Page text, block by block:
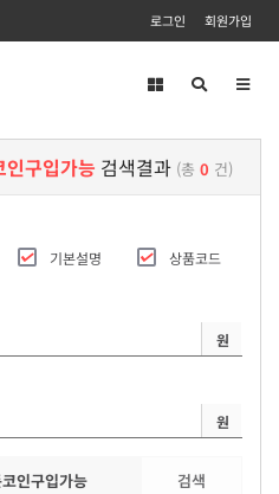
로그인 회원가입
구입가능 검색결과 (총 0 건)
기본설명 상품코드
원
원
검색